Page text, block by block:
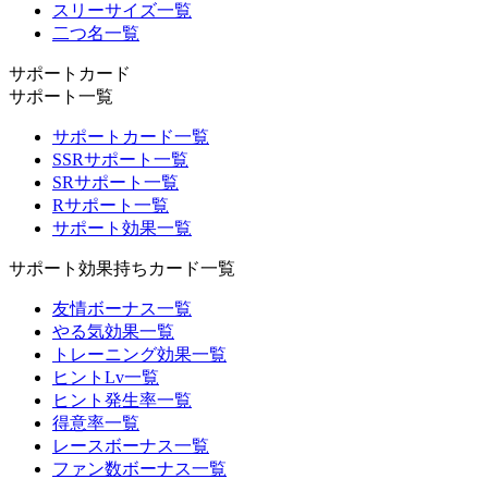
スリーサイズ一覧
二つ名一覧
サポートカード
サポート一覧
サポートカード一覧
SSRサポート一覧
SRサポート一覧
Rサポート一覧
サポート効果一覧
サポート効果持ちカード一覧
友情ボーナス一覧
やる気効果一覧
トレーニング効果一覧
ヒントLv一覧
ヒント発生率一覧
得意率一覧
レースボーナス一覧
ファン数ボーナス一覧